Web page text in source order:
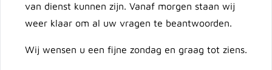
van dienst kunnen zijn. Vanaf morgen staan wij
weer klaar om al uw vragen te beantwoorden.
Wij wensen u een fijne zondag en graag tot ziens.
Quick change houder 6-kant 11 mm HSS centr br